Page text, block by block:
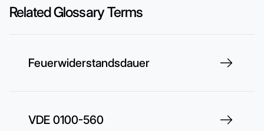
Related Glossary Terms
Feuerwiderstandsdauer
VDE 0100-560